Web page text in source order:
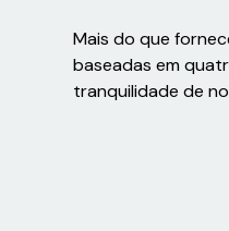
Mais do que
baseadas em
tranquilidade de